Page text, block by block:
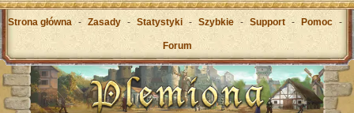
Strona główna - Zasady - Statystyki - Szybkie - Support - Pomoc -
Forum